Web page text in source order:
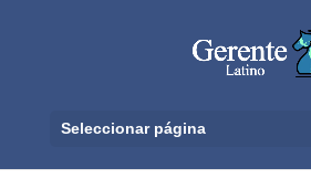
Seleccionar página